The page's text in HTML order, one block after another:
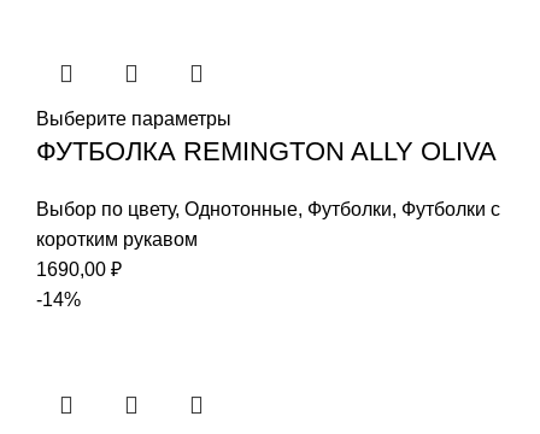
Выберите параметры
ФУТБОЛКА REMINGTON ALLY OLIVA
Выбор по цвету, Однотонные, Футболки, Футболки с
коротким рукавом
1690,00 ₽
-14%